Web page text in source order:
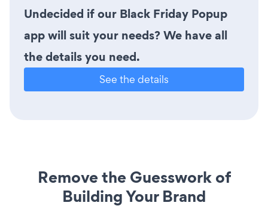
Undecided if our Black Friday Popup
app will suit your needs? We have all
the details you need.
See the details
Remove the Guesswork of
Building Your Brand